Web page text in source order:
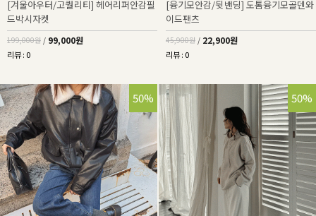
[겨울아우터/고퀄리티] 헤어리퍼안감필
드박시자켓
199,000원 / 99,000원
리뷰 : 0
[융기모안감/뒷밴딩] 도톰융기모골덴와
이드팬츠
45,900원 / 22,900원
리뷰 : 0
50% 50%